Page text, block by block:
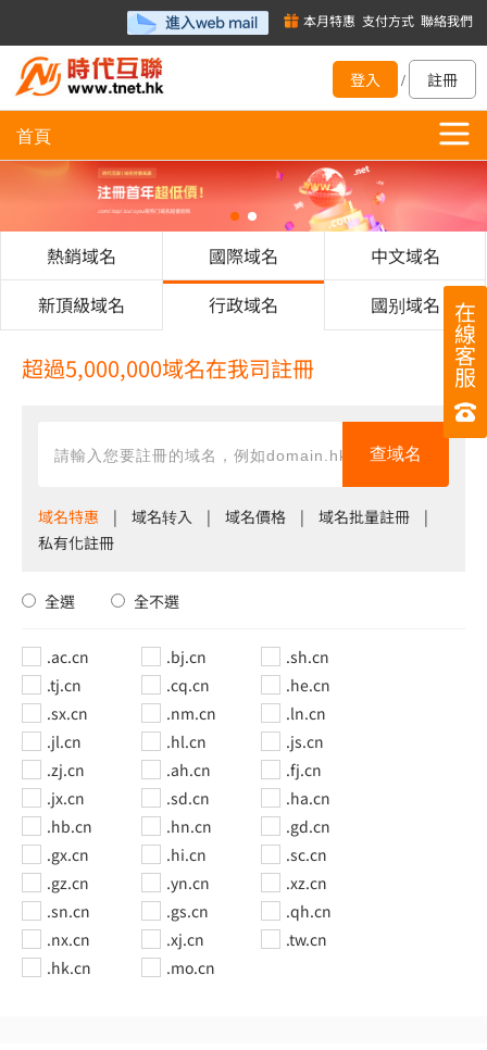
本月特惠 支付方式 聯絡我們
登入 / 註冊
在
線
客
服
首頁
熱銷域名 國際域名
中文域名
新頂級域名
行政域名 國别域名
超過5,000,000域名在我司註冊
域名特惠 | 域名转入 | 域名價格 | 域名批量註冊
|
私有化註冊
全選 全不選
.ac.cn .bj.cn
.sh.cn
.tj.cn
.cq.cn
.he.cn
.sx.cn
.nm.cn
.ln.cn
.jl.cn
.hl.cn
.js.cn
.zj.cn
.ah.cn
.fj.cn
.jx.cn
.sd.cn
.ha.cn
.hb.cn
.hn.cn
.gd.cn
.gx.cn
.hi.cn
.sc.cn
.gz.cn
.yn.cn
.xz.cn
.sn.cn
.gs.cn
.qh.cn
.nx.cn
.xj.cn
.tw.cn
.hk.cn
.mo.cn